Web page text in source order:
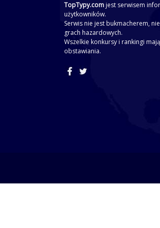
TopTypy.com jest serwisem
użytkowników.
Serwis nie jest bukmacherem,
grach hazardowych.
Wszelkie konkursy i rankingi
obstawiania.